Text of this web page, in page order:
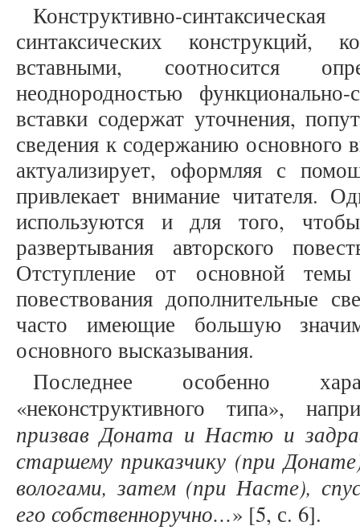
Конструктивно-
синтаксических конструкций,
вставными, соотносится
неоднородностью
вставки содержат уточнения,
сведения к содержанию основного
актуализирует, оформляя с
привлекает внимание читателя.
используются и для того,
развертывания авторского
Отступление от основной
повествования дополнительные
часто имеющие большую
основного высказывания.
Последнее особенно
«неконструктивного типа»,
призвав Доната и Настю и
старшему приказчику (при
вологами, затем (при Насте),
его собственноручно…» [5, с. 6].